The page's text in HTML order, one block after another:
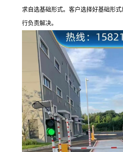
求自选基础形式。客户选择好基础形
行负责解决。